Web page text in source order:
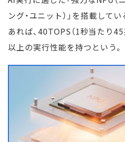
ング・ユニット）」を搭載し
あれば、40TOPS（1秒当たり
以上の実行性能を持つという。